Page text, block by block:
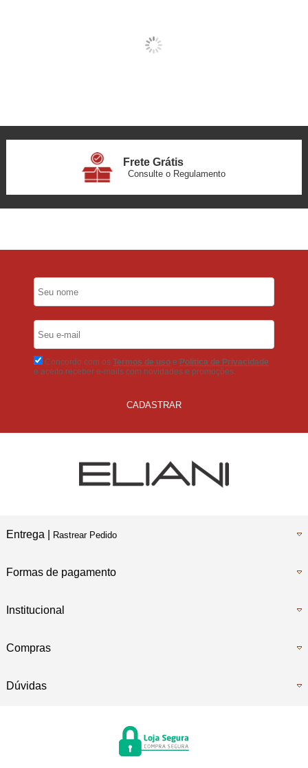
Frete Grátis
Consulte o Regulamento
Concordo com os Termos de usoe Politica de Privacidade
e aceito receber e-mails com novidades e promoções.
CADASTRAR
Entrega | Rastrear Pedido
Formas de pagamento
Institucional
Compras
Dúvidas